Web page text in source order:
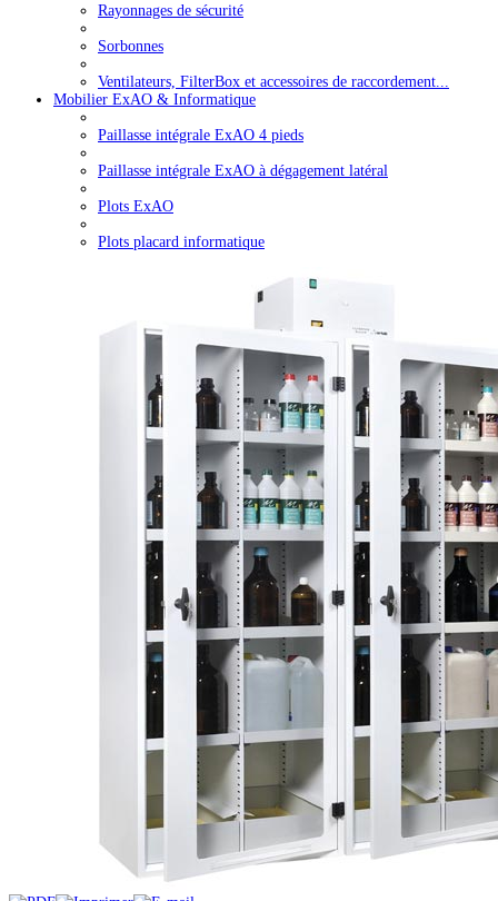
Rayonnages de sécurité
Sorbonnes
Ventilateurs, FilterBox et accessoires de raccordement...
Mobilier ExAO & Informatique
Paillasse intégrale ExAO 4 pieds
Paillasse intégrale ExAO à dégagement latéral
Plots ExAO
Plots placard informatique